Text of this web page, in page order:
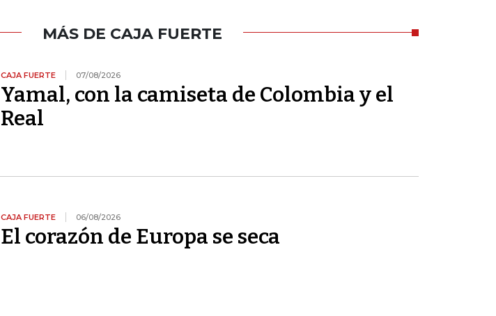
MÁS DE CAJA FUERTE
CAJA FUERTE 07/08/2026
Yamal, con la camiseta de Colombia y el
Real
CAJA FUERTE 06/08/2026
El corazón de Europa se seca